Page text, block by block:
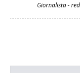
Giornalista -